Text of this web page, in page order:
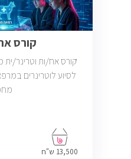
קורס
קורס אח/ות וטרינר/
לסיוע לוטרינרים
13,500 ש"ח